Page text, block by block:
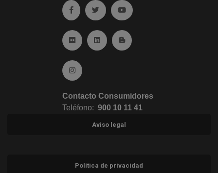
Ir a facebook (abre en ventana nueva)
Ir a twitter (abre en ventana nueva)
Ir a YouTube (abre en
Ir a Flickr (abre en ventana nueva)
Ir a Linkedin (abre en ventana nueva)
Ir al Blog (abre en ventana
Ir a Instagram (abre en ventana nueva)
Contacto Consumidores
Teléfono: 900 10 11 41
Aviso legal
Política de privacidad